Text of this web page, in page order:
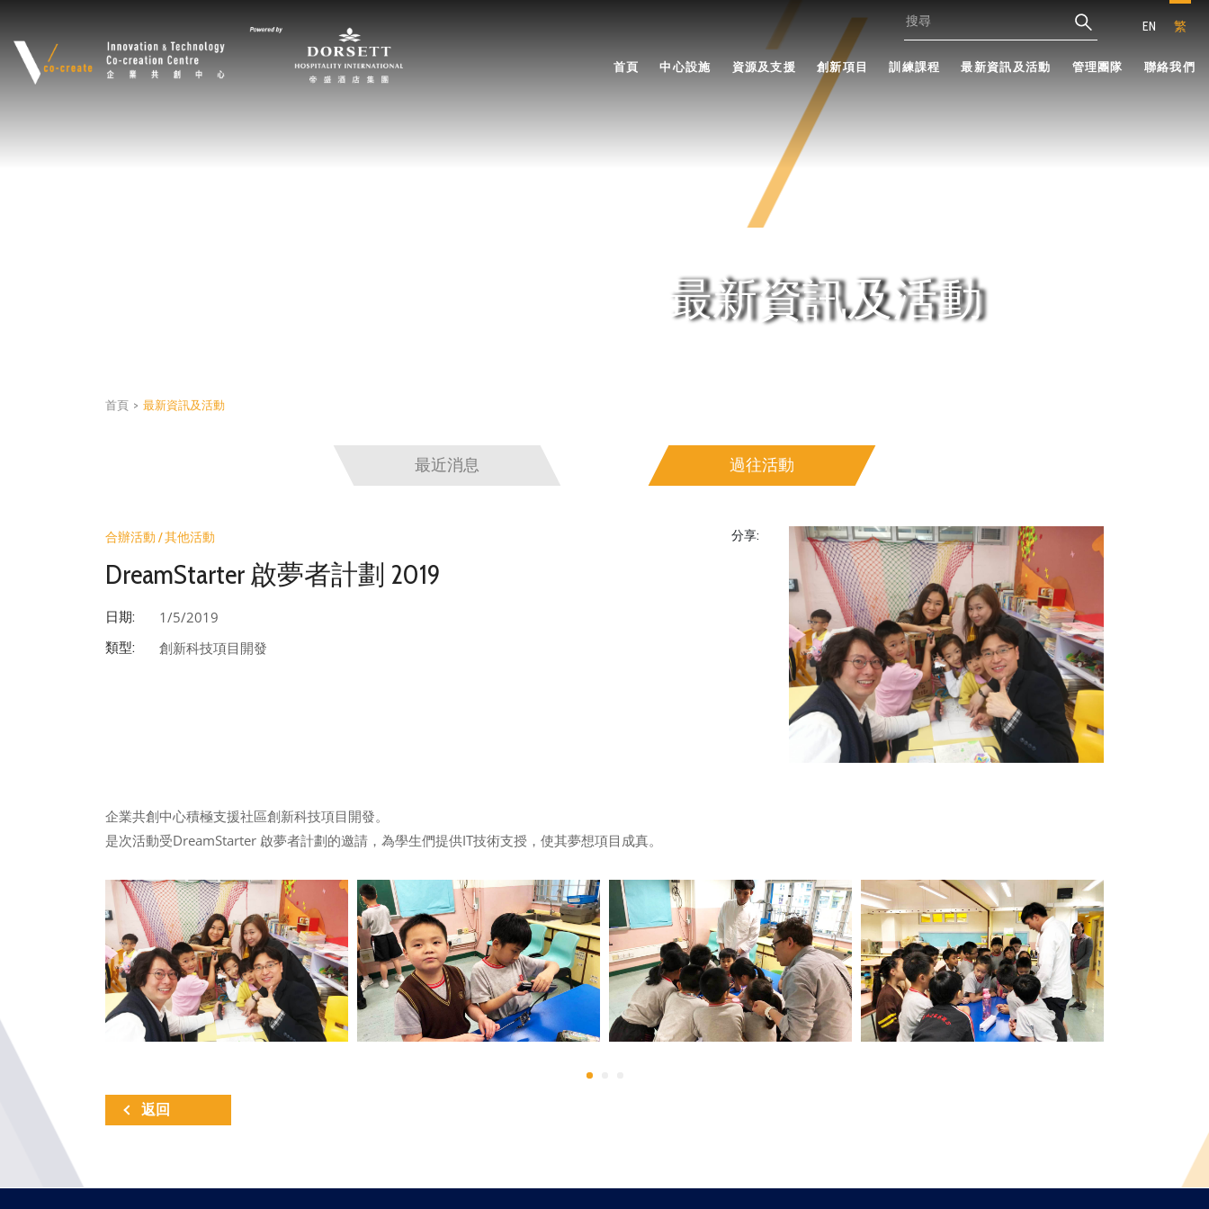
EN 繁
首頁 中心設施 資源及支援 創新項目 訓練課程 最新資訊及活動 管理團隊 聯絡我們
最新資訊及活動
首頁 > 最新資訊及活動
最近消息 過往活動
合辦活動 / 其他活動 分享:
DreamStarter 啟夢者計劃 2019
日期: 1/5/2019
類型: 創新科技項目開發
企業共創中心積極支援社區創新科技項目開發。
是次活動受DreamStarter 啟夢者計劃的邀請，為學生們提供IT技術支授，使其夢想項目成真。
返回